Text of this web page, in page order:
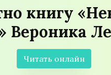
книгу
Вероника
Читать онлайн